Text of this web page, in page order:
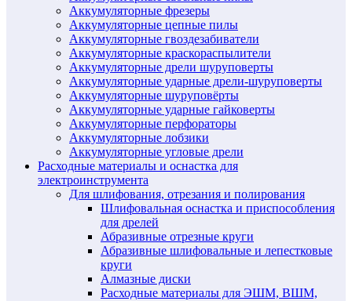
Аккумуляторные фрезеры
Аккумуляторные цепные пилы
Аккумуляторные гвоздезабиватели
Аккумуляторные краскораспылители
Аккумуляторные дрели шуруповерты
Аккумуляторные ударные дрели-шуруповерты
Аккумуляторные шуруповёрты
Аккумуляторные ударные гайковерты
Аккумуляторные перфораторы
Аккумуляторные лобзики
Аккумуляторные угловые дрели
Расходные материалы и оснастка для
электроинструмента
Для шлифования, отрезания и полирования
Шлифовальная оснастка и приспособления
для дрелей
Абразивные отрезные круги
Абразивные шлифовальные и лепестковые
круги
Алмазные диски
Расходные материалы для ЭШМ, ВШМ,